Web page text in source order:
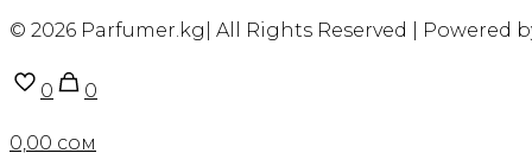
© 2026 Parfumer.kg| All Rights Reserved | Powered
0 0
0,00 сом